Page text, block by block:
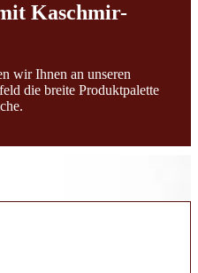
Kaschmir-
wir Ihnen an unseren
die breite Produktpalette